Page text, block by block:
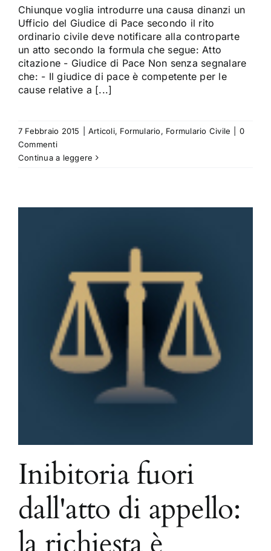
Chiunque voglia introdurre una causa dinanzi un
Ufficio del Giudice di Pace secondo il rito
ordinario civile deve notificare alla controparte
un atto secondo la formula che segue: Atto
citazione - Giudice di Pace Non senza segnalare
che: - Il giudice di pace è competente per le
cause relative a [...]
7 Febbraio 2015 Articoli, Formulario, Formulario Civile
0
Commenti
Continua a leggere
Inibitoria fuori
dall'atto di appello: